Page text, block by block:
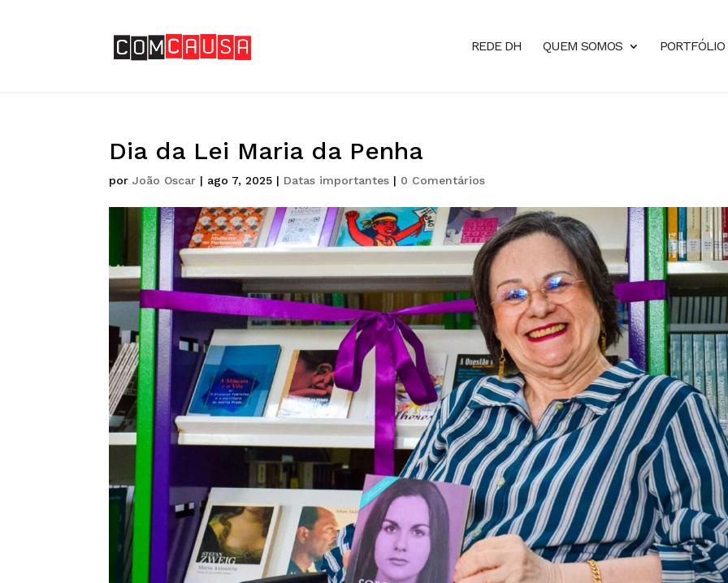
REDE DH QUEM SOMOS PORTFÓLIO
Dia da Lei Maria da Penha
porJoão Oscar | ago 7, 2025 | Datas importantes | 0 Comentários